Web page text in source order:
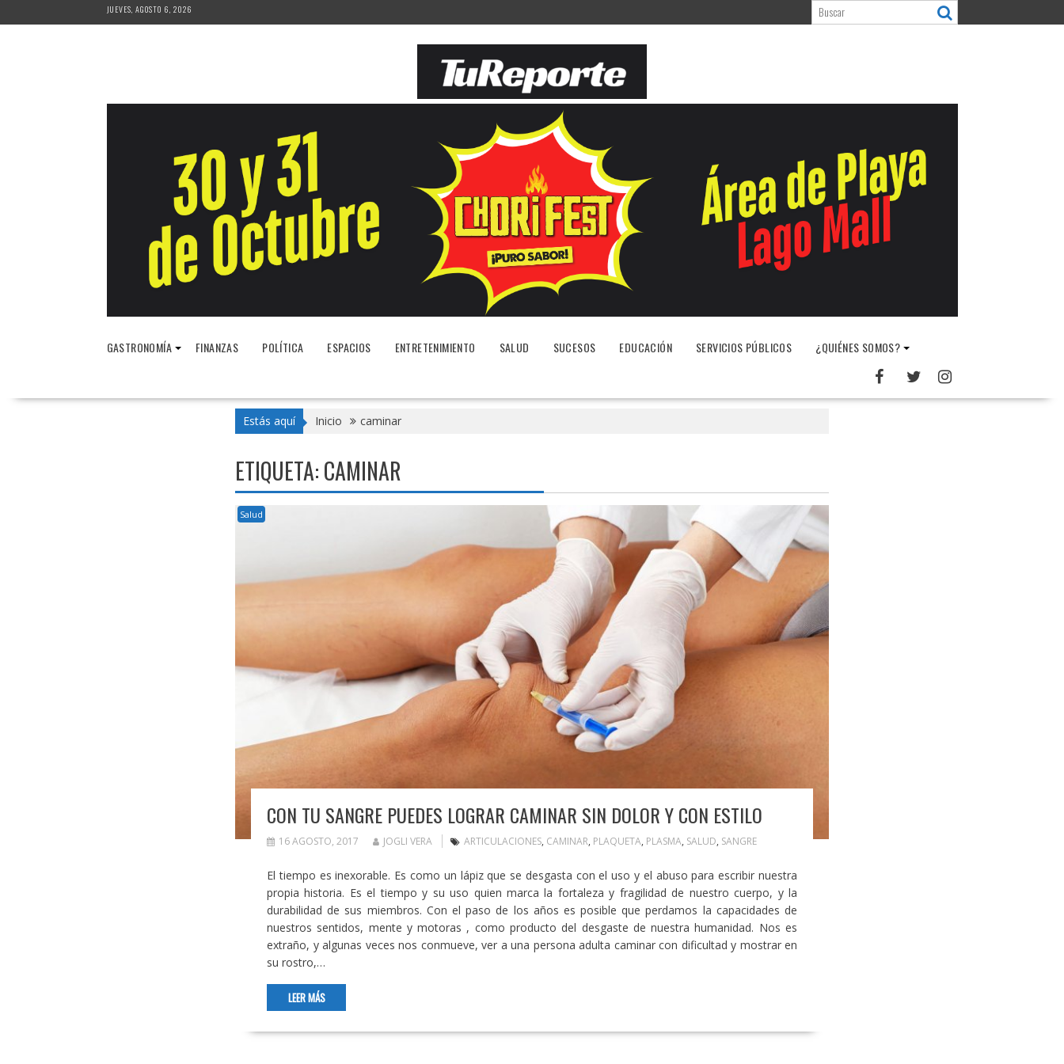
al
JUEVES, AGOSTO 6, 2026
GASTRONOMÍA FINANZAS POLÍTICA ESPACIOS ENTRETENIMIENTO SALUD SUCESOS EDUCACIÓN SERVICIOS PÚBLICOS ¿QUIÉNES SOMOS?
Estás aquí Inicio caminar
ETIQUETA:CAMINAR
Salud
CON TU SANGRE PUEDES LOGRAR CAMINAR SIN DOLOR Y CON ESTILO
16 AGOSTO, 2017 JOGLI VERA ARTICULACIONES, CAMINAR, PLAQUETA, PLASMA, SALUD, SANGRE
El tiempo es inexorable. Es como un lápiz que se desgasta con el uso y el abuso para escribir nuestra
propia historia. Es el tiempo y su uso quien marca la fortaleza y fragilidad de nuestro cuerpo, y la
durabilidad de sus miembros. Con el paso de los años es posible que perdamos la capacidades de
nuestros sentidos, mente y motoras , como producto del desgaste de nuestra humanidad. Nos es
extraño, y algunas veces nos conmueve, ver a una persona adulta caminar con dificultad y mostrar en
su rostro,…
LEER MÁS